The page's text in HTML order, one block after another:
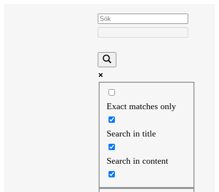
Exact matches only
Search in title
Search in content